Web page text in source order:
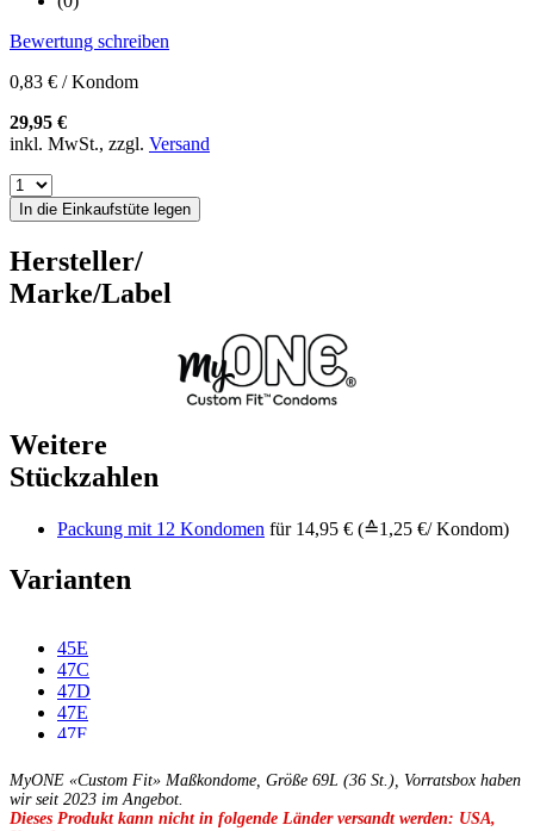
Bewertung schreiben
0,83 € / Kondom
29,95 €
inkl. MwSt., zzgl. Versand
In die Einkaufstüte legen
Hersteller/
Marke/Label
Weitere
Stückzahlen
Packung mit 12 Kondomen für 14,95 € (≙1,25 €/ Kondom)
Varianten
45E
47C
47D
47E
47F
49D
49E
49F
MyONE «Custom Fit» Maßkondome, Größe 69L (36 St.), Vorratsbox haben
wir seit 2023 im Angebot.
Dieses Produkt kann nicht in folgende Länder versandt werden: USA,